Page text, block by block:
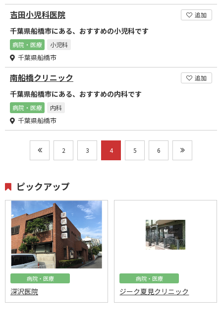
吉田小児科医院 追加
千葉県船橋市にある、おすすめの小児科です
病院・医療 小児科
千葉県船橋市
南船橋クリニック 追加
千葉県船橋市にある、おすすめの内科です
病院・医療 内科
千葉県船橋市
2 3 4 5 6
ピックアップ
病院・医療
深沢医院
病院・医療
ジーク夏見クリニック